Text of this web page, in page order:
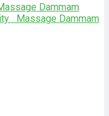
Dammam
Massage Dammam